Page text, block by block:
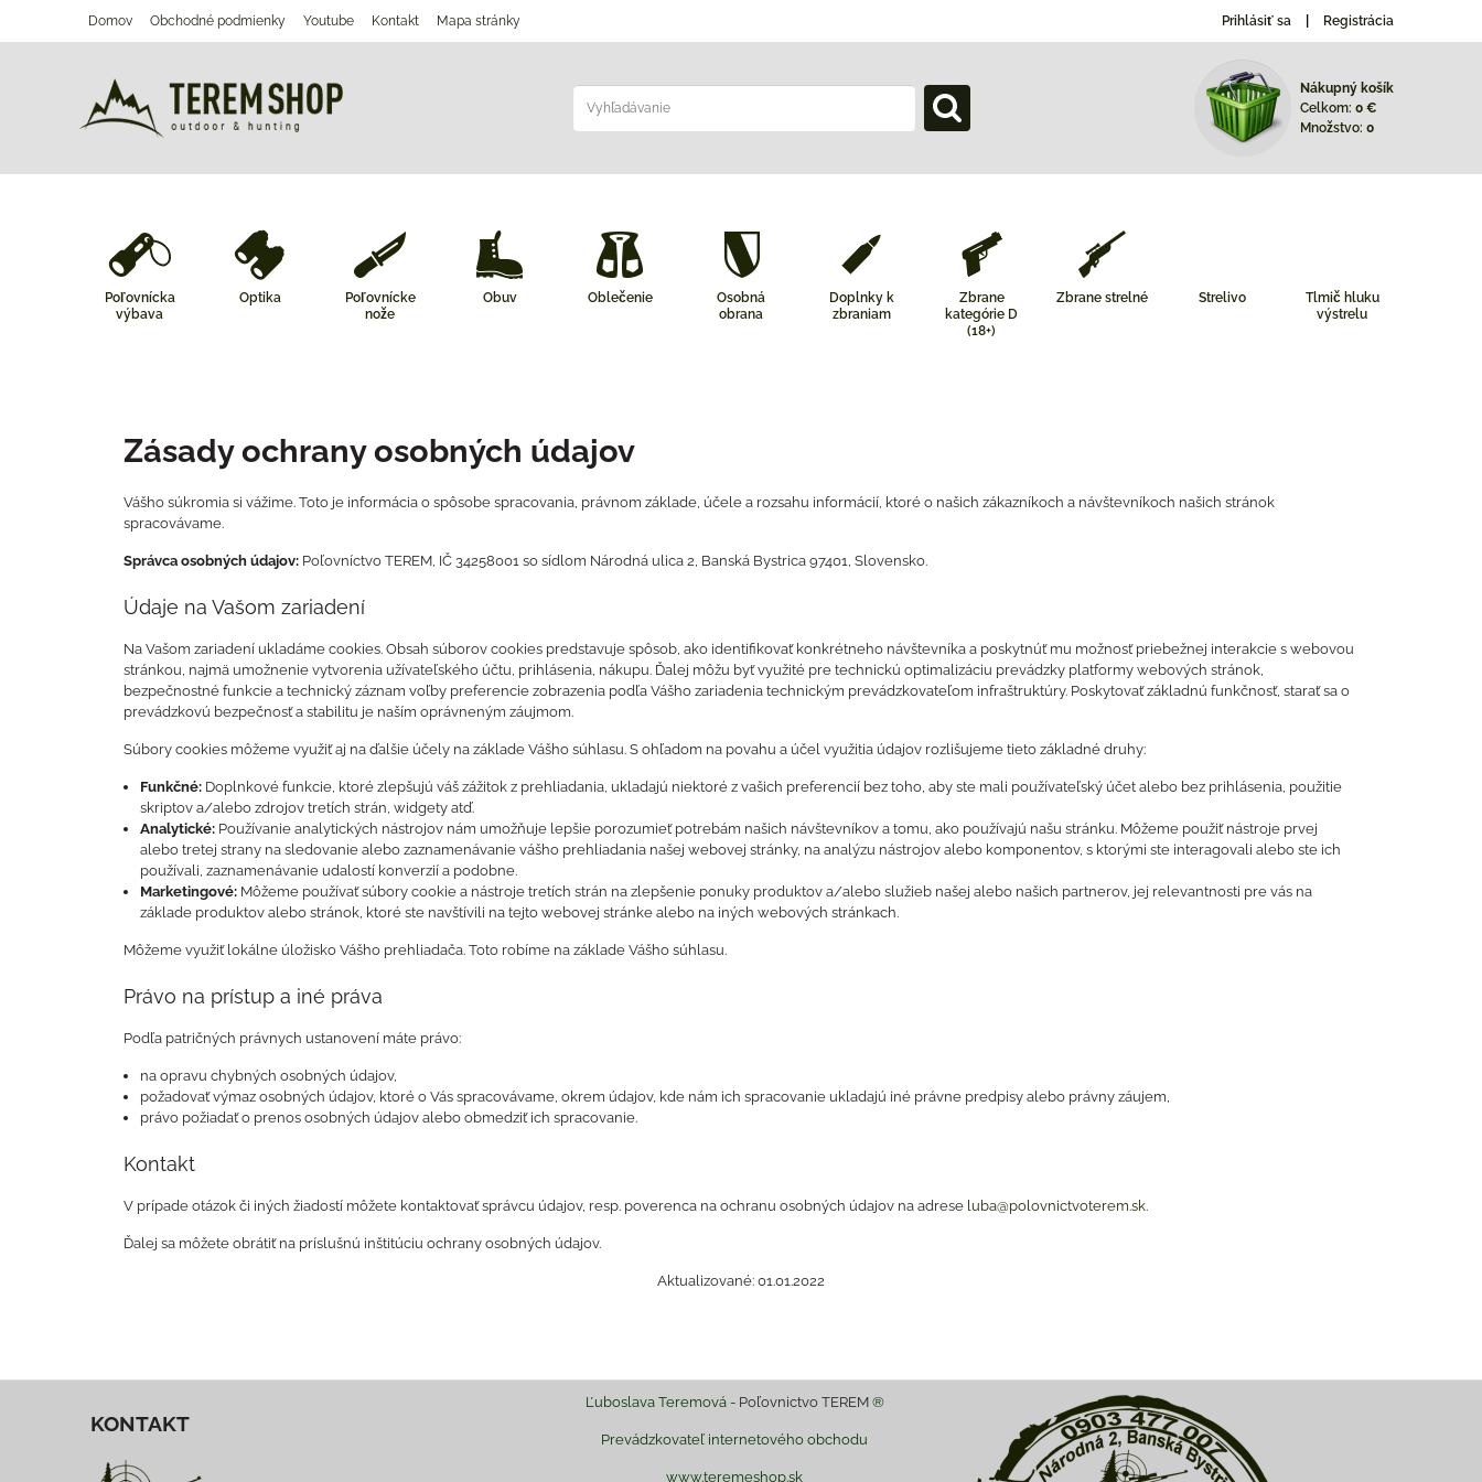
Domov Obchodné podmienky Youtube Kontakt Mapa stránky Prihlásiť sa Registrácia
Nákupný košík
Celkom: 0 €
Množstvo: 0
Poľovnícka
výbava
Optika
Poľovnícke
nože
Obuv Oblečenie
Osobná
obrana
Doplnky k
zbraniam
Zbrane
kategórie D
(18+)
Zbrane strelné Strelivo
Tlmič hluku
výstrelu
Zásady ochrany osobných údajov
Vášho súkromia si vážime. Toto je informácia o spôsobe spracovania, právnom základe, účele a rozsahu informácií, ktoré o našich zákazníkoch a návštevníkoch našich stránok
spracovávame.
Správca osobných údajov: Poľovníctvo TEREM, IČ 34258001 so sídlom Národná ulica 2, Banská Bystrica 97401, Slovensko.
Údaje na Vašom zariadení
Na Vašom zariadení ukladáme cookies. Obsah súborov cookies predstavuje spôsob, ako identifikovať konkrétneho návštevníka a poskytnúť mu možnosť priebežnej interakcie s webovou
stránkou, najmä umožnenie vytvorenia užívateľského účtu, prihlásenia, nákupu. Ďalej môžu byť využité pre technickú optimalizáciu prevádzky platformy webových stránok,
bezpečnostné funkcie a technický záznam voľby preferencie zobrazenia podľa Vášho zariadenia technickým prevádzkovateľom infraštruktúry. Poskytovať základnú funkčnosť, starať sa o
prevádzkovú bezpečnosť a stabilitu je naším oprávneným záujmom.
Súbory cookies môžeme využiť aj na ďalšie účely na základe Vášho súhlasu. S ohľadom na povahu a účel využitia údajov rozlišujeme tieto základné druhy:
Funkčné: Doplnkové funkcie, ktoré zlepšujú váš zážitok z prehliadania, ukladajú niektoré z vašich preferencií bez toho, aby ste mali používateľský účet alebo bez prihlásenia, použitie
skriptov a/alebo zdrojov tretích strán, widgety atď.
Analytické: Používanie analytických nástrojov nám umožňuje lepšie porozumieť potrebám našich návštevníkov a tomu, ako používajú našu stránku. Môžeme použiť nástroje prvej
alebo tretej strany na sledovanie alebo zaznamenávanie vášho prehliadania našej webovej stránky, na analýzu nástrojov alebo komponentov, s ktorými ste interagovali alebo ste ich
používali, zaznamenávanie udalostí konverzií a podobne.
Marketingové: Môžeme používať súbory cookie a nástroje tretích strán na zlepšenie ponuky produktov a/alebo služieb našej alebo našich partnerov, jej relevantnosti pre vás na
základe produktov alebo stránok, ktoré ste navštívili na tejto webovej stránke alebo na iných webových stránkach.
Môžeme využiť lokálne úložisko Vášho prehliadača. Toto robíme na základe Vášho súhlasu.
Právo na prístup a iné práva
Podľa patričných právnych ustanovení máte právo:
na opravu chybných osobných údajov,
požadovať výmaz osobných údajov, ktoré o Vás spracovávame, okrem údajov, kde nám ich spracovanie ukladajú iné právne predpisy alebo právny záujem,
právo požiadať o prenos osobných údajov alebo obmedziť ich spracovanie.
Kontakt
V prípade otázok či iných žiadostí môžete kontaktovať správcu údajov, resp. poverenca na ochranu osobných údajov na adrese luba@polovnictvoterem.sk.
Ďalej sa môžete obrátiť na príslušnú inštitúciu ochrany osobných údajov.
Aktualizované: 01.01.2022
KONTAKT
Ľuboslava Teremová - Poľovnictvo TEREM®
Prevádzkovateľ internetového obchodu
www.teremeshop.sk